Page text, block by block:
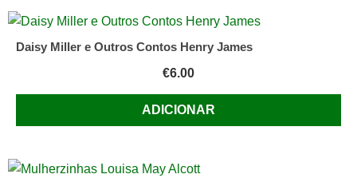
Daisy Miller e Outros Contos Henry James
€6.00
ADICIONAR